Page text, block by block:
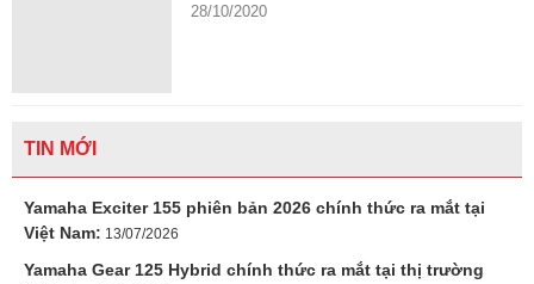
28/10/2020
TIN MỚI
Yamaha Exciter 155 phiên bản 2026 chính thức ra mắt tại
Việt Nam: 13/07/2026
Yamaha Gear 125 Hybrid chính thức ra mắt tại thị trường